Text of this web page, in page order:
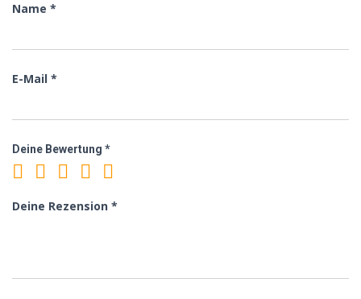
Name *
E-Mail *
Deine Bewertung *
Deine Rezension *